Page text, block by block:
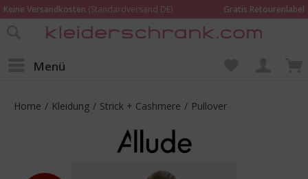
Keine Versandkosten (Standardversand DE)
Gratis Retourenlabel
Online bestellen – im Geschäft in Kempen anprobieren und beraten lassen
Menü
Home / Kleidung / Strick + Cashmere / Pullover